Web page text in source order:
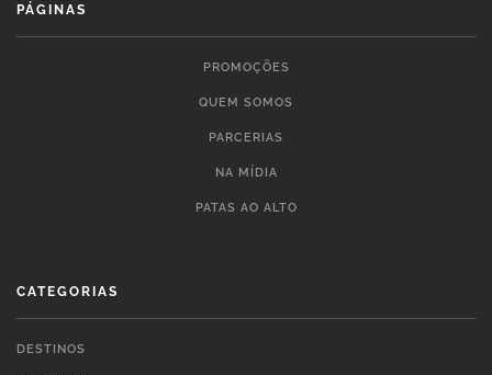
PÁGINAS
PROMOÇÕES
QUEM SOMOS
PARCERIAS
NA MÍDIA
PATAS AO ALTO
CATEGORIAS
DESTINOS